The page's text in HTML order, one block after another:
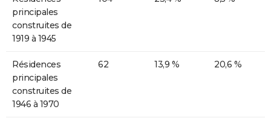
principales
construites de
1919 à 1945
Résidences
principales
construites de
1946 à 1970
62 13,9 % 20,6 %